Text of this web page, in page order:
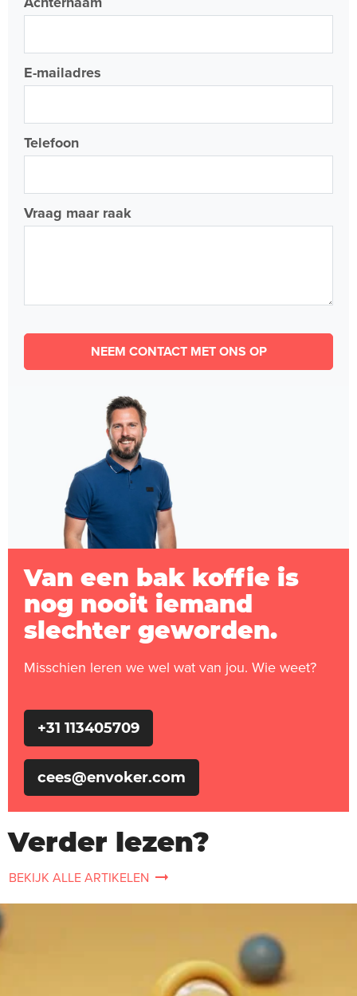
E-mailadres
Telefoon
Vraag maar raak
NEEM CONTACT MET ONS OP
Van een bak koffie is
nog nooit iemand
slechter geworden.
Misschien leren we wel wat van jou. Wie weet?
+31 113405709
cees@envoker.com
Verder lezen?
BEKIJK ALLE ARTIKELEN